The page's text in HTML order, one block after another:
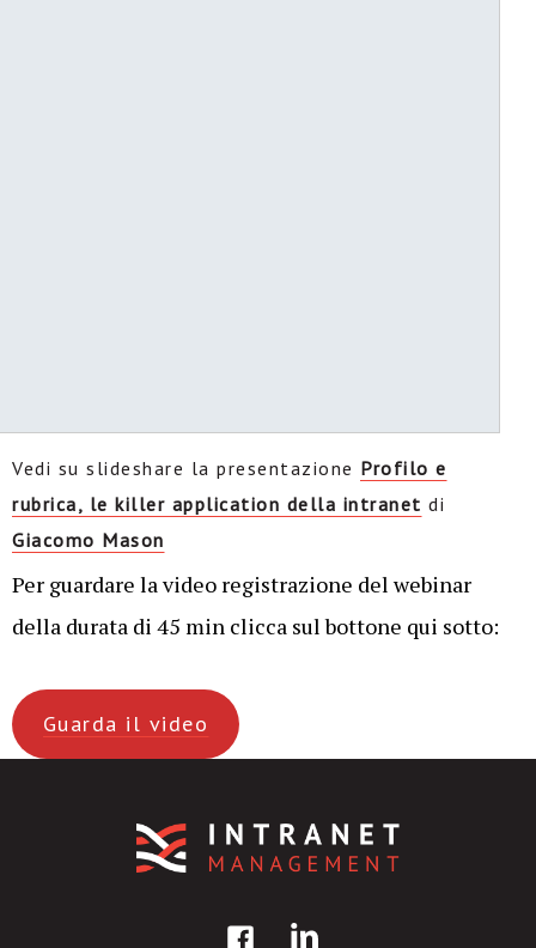
Vedi su slideshare la presentazione Profilo e
rubrica, le killer application della intranet di
Giacomo Mason
Per guardare la video registrazione del webinar
della durata di 45 min clicca sul bottone qui sotto:
Guarda il video